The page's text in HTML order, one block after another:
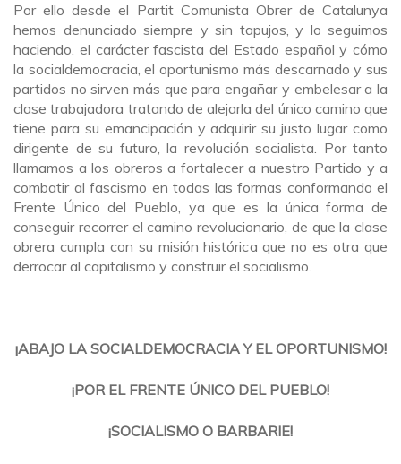
Por ello desde el Partit Comunista Obrer de Catalunya
hemos denunciado siempre y sin tapujos, y lo seguimos
haciendo, el carácter fascista del Estado español y cómo
la socialdemocracia, el oportunismo más descarnado y sus
partidos no sirven más que para engañar y embelesar a la
clase trabajadora tratando de alejarla del único camino que
tiene para su emancipación y adquirir su justo lugar como
dirigente de su futuro, la revolución socialista. Por tanto
llamamos a los obreros a fortalecer a nuestro Partido y a
combatir al fascismo en todas las formas conformando el
Frente Único del Pueblo, ya que es la única forma de
conseguir recorrer el camino revolucionario, de que la clase
obrera cumpla con su misión histórica que no es otra que
derrocar al capitalismo y construir el socialismo.
¡ABAJO LA SOCIALDEMOCRACIA Y EL OPORTUNISMO!
¡POR EL FRENTE ÚNICO DEL PUEBLO!
¡SOCIALISMO O BARBARIE!